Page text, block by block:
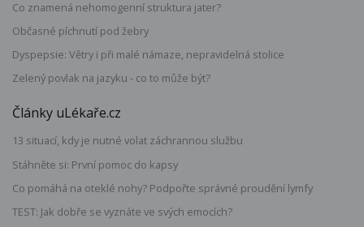
Co znamená nehomogenní struktura jater?
Občasné píchnutí pod žebry
Dyspepsie: Větry i při malé námaze, nepravidelná stolice
Zelený povlak na jazyku - co to může být?
Články uLékaře.cz
13 situací, kdy je nutné volat záchrannou službu
Stáhněte si: První pomoc do kapsy
Co pomáhá na oteklé nohy? Podpořte správné proudění lymfy
TEST: Jak dobře se vyznáte ve svých emocích?